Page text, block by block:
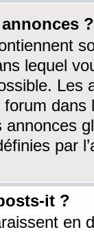
?
lequel
Les
dans
annonces
par
it ?
en